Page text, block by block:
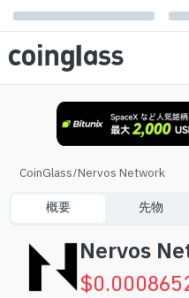
CoinGlass/Nervos Network
概要 先物
Nervos
$